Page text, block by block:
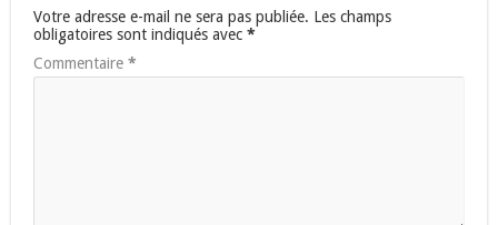
Votre adresse e-mail ne sera pas publiée. Les champs
obligatoires sont indiqués avec *
Commentaire *